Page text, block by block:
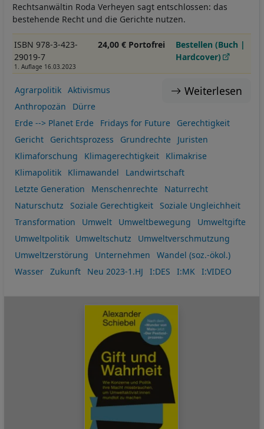
Rechtsanwältin Roda Verheyen sagt entschlossen: das
bestehende Recht und die Gerichte nutzen.
ISBN 978-3-423-
29019-7
1. Auflage 16.03.2023
24,00 € Portofrei
Bestellen (Buch |
Hardcover)
Weiterlesen
Agrarpolitik
Aktivismus
Anthropozän
Dürre
Erde --> Planet Erde
Fridays for Future
Gerechtigkeit
Gericht
Gerichtsprozess Grundrechte
Juristen
Klimaforschung
Klimagerechtigkeit
Klimakrise
Klimapolitik
Klimawandel
Landwirtschaft
Letzte Generation
Menschenrechte
Naturrecht
Naturschutz
Soziale Gerechtigkeit
Soziale Ungleichheit
Transformation
Umwelt Umweltbewegung
Umweltgifte
Umweltpolitik
Umweltschutz
Umweltverschmutzung
Umweltzerstörung
Unternehmen
Wandel (soz.-ökol.)
Wasser
Zukunft Neu 2023-1.HJ I:DES I:MK I:VIDEO